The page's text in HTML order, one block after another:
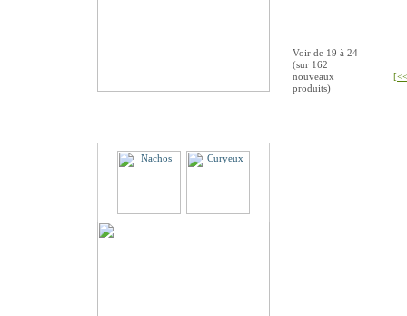
Voir de 19 à 24
(sur 162
nouveaux
produits)